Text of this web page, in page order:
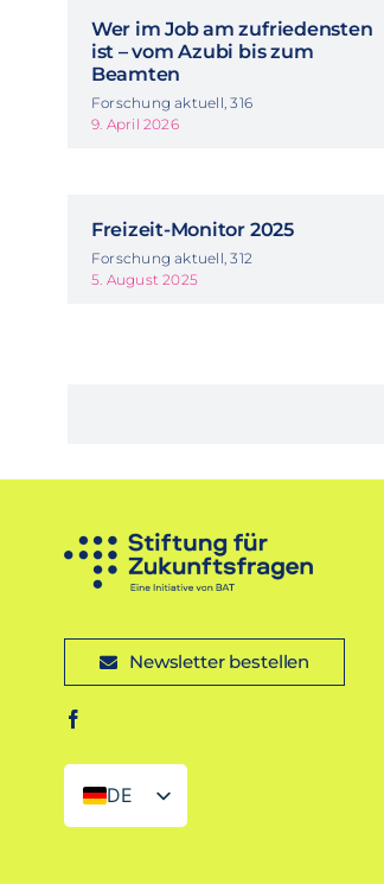
Wer im Job am zufriedensten
ist – vom Azubi bis zum
Beamten
Forschung aktuell, 316
9. April 2026
Freizeit-Monitor 2025
Forschung aktuell, 312
5. August 2025
Newsletter bestellen
DE
EN